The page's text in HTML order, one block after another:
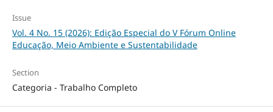
Issue
Vol. 4 No. 15 (2026): Edição Especial do V Fórum Online
Educação, Meio Ambiente e Sustentabilidade
Section
Categoria - Trabalho Completo